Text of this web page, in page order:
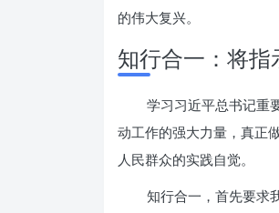
的伟大复兴。
知行合一：将
学习习近平总书记重
动工作的强大力量，真正
人民群众的实践自觉。
知行合一，首先要求